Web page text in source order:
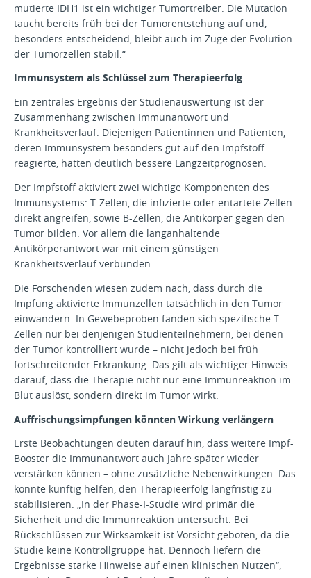
mutierte IDH1 ist ein wichtiger Tumortreiber. Die Mutation
taucht bereits früh bei der Tumorentstehung auf und,
besonders entscheidend, bleibt auch im Zuge der Evolution
der Tumorzellen stabil.“
Immunsystem als Schlüssel zum Therapieerfolg
Ein zentrales Ergebnis der Studienauswertung ist der
Zusammenhang zwischen Immunantwort und
Krankheitsverlauf. Diejenigen Patientinnen und Patienten,
deren Immunsystem besonders gut auf den Impfstoff
reagierte, hatten deutlich bessere Langzeitprognosen.
Der Impfstoff aktiviert zwei wichtige Komponenten des
Immunsystems: T-Zellen, die infizierte oder entartete Zellen
direkt angreifen, sowie B-Zellen, die Antikörper gegen den
Tumor bilden. Vor allem die langanhaltende
Antikörperantwort war mit einem günstigen
Krankheitsverlauf verbunden.
Die Forschenden wiesen zudem nach, dass durch die
Impfung aktivierte Immunzellen tatsächlich in den Tumor
einwandern. In Gewebeproben fanden sich spezifische T-
Zellen nur bei denjenigen Studienteilnehmern, bei denen
der Tumor kontrolliert wurde – nicht jedoch bei früh
fortschreitender Erkrankung. Das gilt als wichtiger Hinweis
darauf, dass die Therapie nicht nur eine Immunreaktion im
Blut auslöst, sondern direkt im Tumor wirkt.
Auffrischungsimpfungen könnten Wirkung verlängern
Erste Beobachtungen deuten darauf hin, dass weitere Impf-
Booster die Immunantwort auch Jahre später wieder
verstärken können – ohne zusätzliche Nebenwirkungen. Das
könnte künftig helfen, den Therapieerfolg langfristig zu
stabilisieren. „In der Phase-I-Studie wird primär die
Sicherheit und die Immunreaktion untersucht. Bei
Rückschlüssen zur Wirksamkeit ist Vorsicht geboten, da die
Studie keine Kontrollgruppe hat. Dennoch liefern die
Ergebnisse starke Hinweise auf einen klinischen Nutzen“,